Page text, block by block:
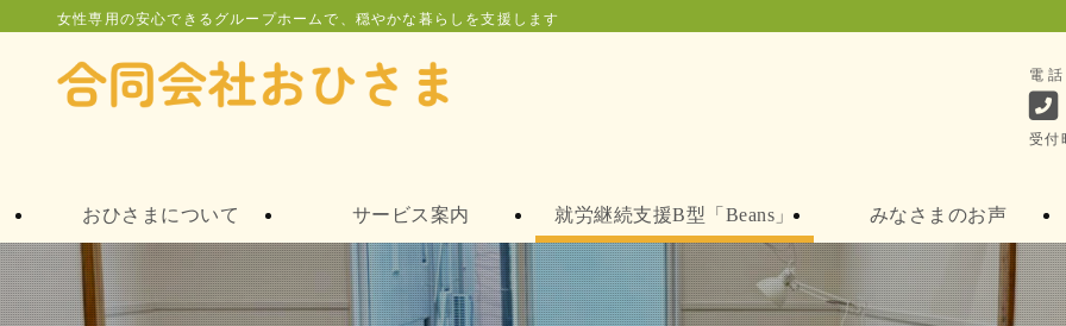
女性専用の安心できるグループホームで、穏やかな暮らしを支援します
電
受付
おひさまについて サービス案内 就労継続支援B型「Beans」 みなさまのお声